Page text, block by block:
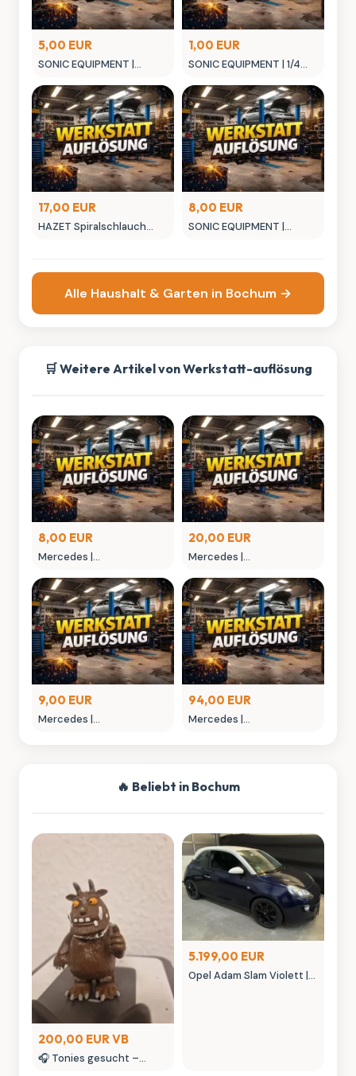
5,00 EUR
SONIC EQUIPMENT |
1,00 EUR
SONIC EQUIPMENT | 1/4
17,00 EUR
HAZET Spiralschlauch
8,00 EUR
SONIC EQUIPMENT |
Alle Haushalt & Garten in Bochum →
🛒 Weitere Artikel von Werkstatt-auflösung
8,00 EUR
Mercedes |
20,00 EUR
Mercedes |
9,00 EUR
Mercedes |
94,00 EUR
Mercedes |
🔥 Beliebt in Bochum
200,00 EUR VB
🎧 Tonies gesucht –
5.199,00 EUR
Opel Adam Slam Violett |